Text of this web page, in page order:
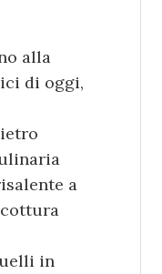
alla
di oggi,
a
in